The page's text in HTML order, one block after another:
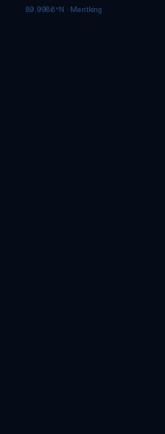
89.9984°N · Meritking